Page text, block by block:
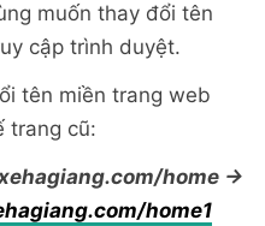
muốn thay đổi tên
cập trình duyệt.
tên miền trang web
trang cũ:
home ->
home1